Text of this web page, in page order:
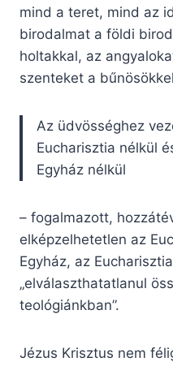
mind a teret, mind az
birodalmat a földi
holtakkal, az
szenteket a
Az üdvösséghez
Eucharisztia nélkül
Egyház nélkül
– fogalmazott,
elképzelhetetlen az
Egyház, az
„elválaszthatatlanul
teológiánkban”.
Jézus Krisztus nem